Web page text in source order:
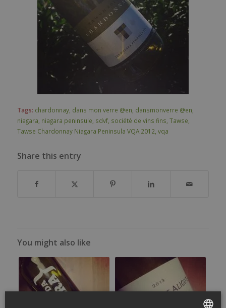
Tags: chardonnay, dans mon verre @en dansmonverre @en
niagara niagara peninsule sdvf, société de vins fins Tawse
Tawse Chardonnay Niagara Peninsula VQA 2012 vqa
Share this entry
You might also like